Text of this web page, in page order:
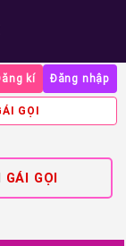
kí Đăng nhập
GỌI
GÁI GỌI